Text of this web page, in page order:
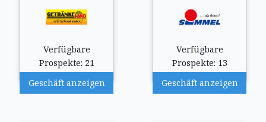
Verfügbare
Prospekte: 21
Geschäft anzeigen
Verfügbare
Prospekte: 13
Geschäft anzeigen